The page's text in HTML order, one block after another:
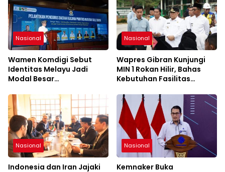
Nasional
Wamen Komdigi Sebut
Identitas Melayu Jadi
Modal Besar
Digital
Nasional
Wapres Gibran Kunjungi
MIN 1 Rokan Hilir, Bahas
Kebutuhan Fasilitas
Nasional
Indonesia dan Iran Jajaki
Nasional
Kemnaker Buka